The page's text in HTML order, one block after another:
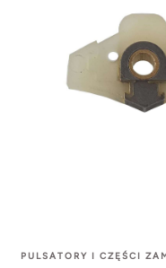
PULSATORY I CZĘŚCI